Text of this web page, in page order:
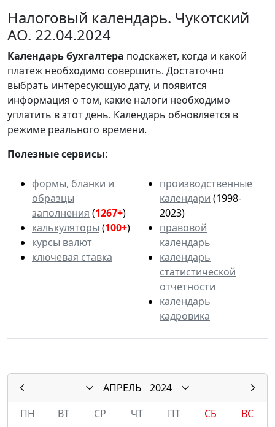
Налоговый календарь. Чукотский
АО. 22.04.2024
Календарьбухгалтера подскажет, когда и какой
платеж необходимо совершить. Достаточно
выбрать интересующую дату, и появится
информация о том, какие налоги необходимо
уплатить в этот день. Календарь обновляется в
режиме реального времени.
Полезные сервисы:
формы, бланки и
образцы
заполнения (1267+)
калькуляторы (100+)
курсы валют
ключевая ставка
производственные
календари (1998-
2023)
правовой
календарь
календарь
статистической
отчетности
календарь
кадровика
АПРЕЛЬ
2024
ПН
ВТ СР ЧТ ПТ СБ
ВС